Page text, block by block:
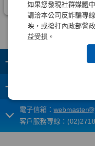
如果您發現社群媒體
請洽本公司反詐騙專
映，或撥打內政部警
益受損。
+
+
電子信箱：
客戶服務專線：